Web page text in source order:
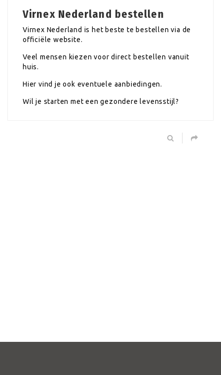
Virnex Nederland bestellen
Virnex Nederland is het beste te bestellen via de
officiële website.
Veel mensen kiezen voor direct bestellen vanuit
huis.
Hier vind je ook eventuele aanbiedingen.
Wil je starten met een gezondere levensstijl?